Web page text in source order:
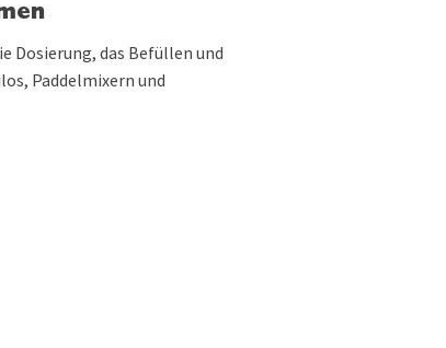
Dosierung, das Befüllen und
Paddelmixern und